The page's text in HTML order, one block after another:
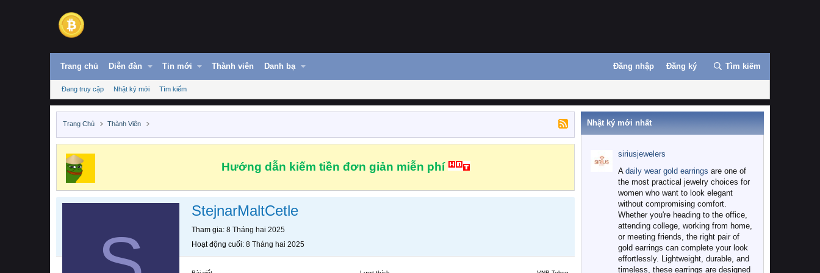
Trang chủ Diễn đàn Tin mới Thành viên Danh bạ Đăng nhập Đăng ký Tìm kiếm
Đang truy cập Nhật ký mới Tìm kiếm
Trang Chủ Thành Viên
Hướng dẫn kiếm tiền đơn giản miễn phí
StejnarMaltCetle
Tham gia 8 Tháng hai 2025
Hoạt động cuối 8 Tháng hai 2025
Nhật ký mới nhất
siriusjewelers
A daily wear gold earrings are one of
the most practical jewelry choices for
women who want to look elegant
without compromising comfort.
Whether you're heading to the office,
attending college, working from home,
or meeting friends, the right pair of
gold earrings can complete your look
effortlessly. Lightweight, durable, and
timeless, these earrings are designed